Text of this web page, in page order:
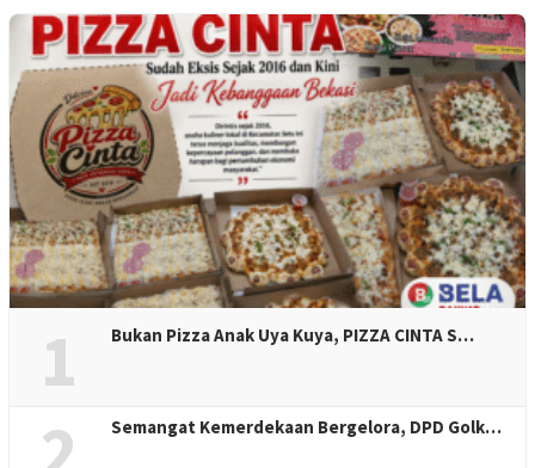
1 Bukan Pizza Anak Uya Kuya, PIZZA CINTA S…
Semangat Kemerdekaan Bergelora, DPD Golk…